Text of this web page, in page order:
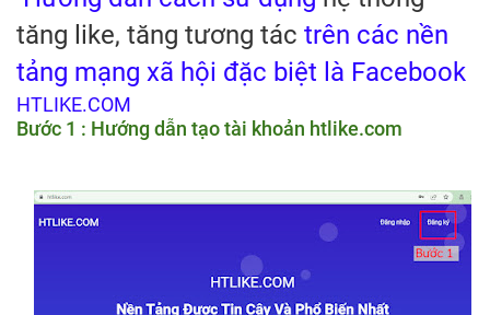
tăng like, tăng tương tác trên các nền
tảng mạng xã hội đặc biệt là Facebook
HTLIKE.COM
Bước 1 : Hướng dẫn tạo tài khoản htlike.com